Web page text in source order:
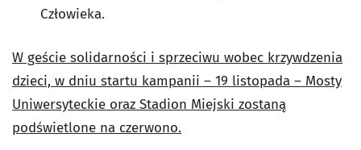
Człowieka.
W geście solidarności i sprzeciwu wobec krzywdzenia
dzieci, w dniu startu kampanii – 19 listopada – Mosty
Uniwersyteckie oraz Stadion Miejski zostaną
podświetlone na czerwono.